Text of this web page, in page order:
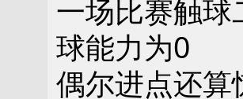
一场比赛触
球能力为0
偶尔进点还